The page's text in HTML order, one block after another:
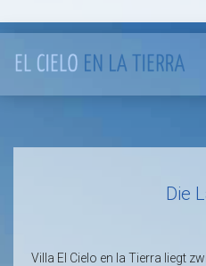
Die
Villa El Cielo en la Tierra liegt